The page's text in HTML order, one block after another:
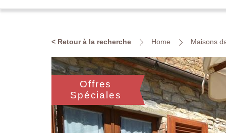
< Retour à la recherche Home Maisons
Offres
Spéciales